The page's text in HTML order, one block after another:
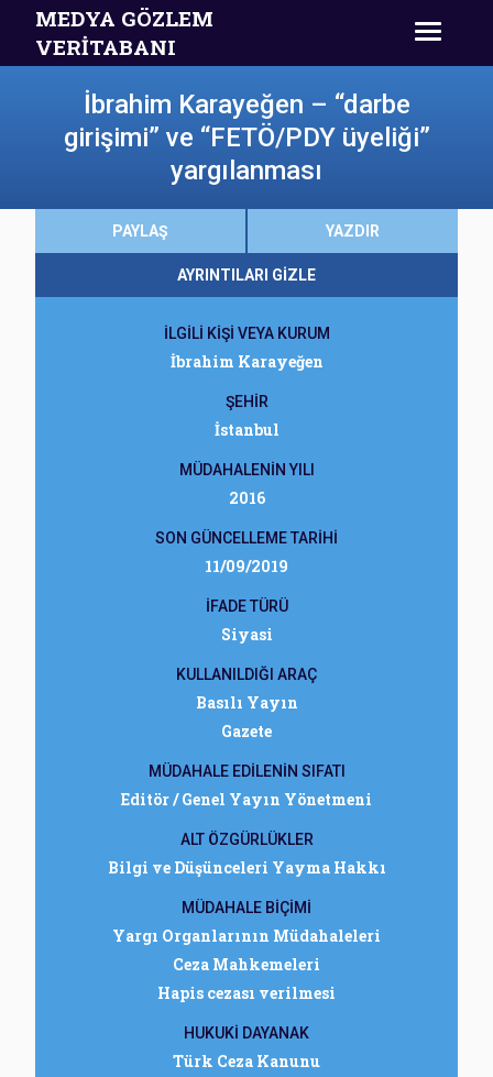
MEDYA GÖZLEM
VERİTABANI
İbrahim Karayeğen – “darbe
girişimi” ve “FETÖ/PDY üyeliği”
yargılanması
PAYLAŞ YAZDIR
AYRINTILARI GİZLE
İLGİLİ KİŞİ VEYA KURUM
İbrahim Karayeğen
ŞEHİR
İstanbul
MÜDAHALENİN YILI
2016
SON GÜNCELLEME TARİHİ
11/09/2019
İFADE TÜRÜ
Siyasi
KULLANILDIĞI ARAÇ
Basılı Yayın
Gazete
MÜDAHALE EDİLENİN SIFATI
Editör / Genel Yayın Yönetmeni
ALT ÖZGÜRLÜKLER
Bilgi ve Düşünceleri Yayma Hakkı
MÜDAHALE BİÇİMİ
Yargı Organlarının Müdahaleleri
Ceza Mahkemeleri
Hapis cezası verilmesi
HUKUKİ DAYANAK
Türk Ceza Kanunu